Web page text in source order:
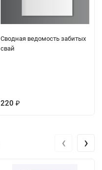
Сводная ведомость забитых
свай
220 ₽
‹ ›